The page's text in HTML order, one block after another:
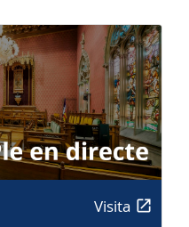
Visita